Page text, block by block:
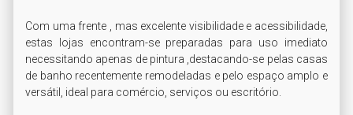
Com uma frente , mas excelente visibilidade e acessibilidade,
estas lojas encontram-se preparadas para uso imediato
necessitando apenas de pintura ,destacando-se pelas casas
de banho recentemente remodeladas e pelo espaço amplo e
versátil, ideal para comércio, serviços ou escritório.